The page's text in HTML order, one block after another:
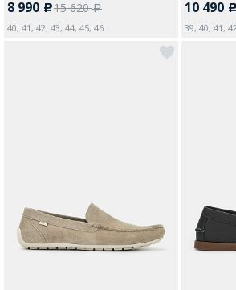
8 990 c15 620a
40, 41, 42, 43, 44, 45, 46
10 490 c
39, 40, 41,